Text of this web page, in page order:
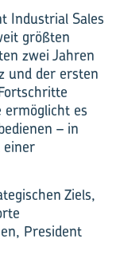
Industrial Sales
größten
zwei Jahren
und der ersten
ermöglicht es
– in
einer
Ziels,
President